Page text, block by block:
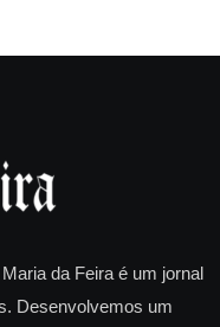
da Feira é um jornal
Desenvolvemos um